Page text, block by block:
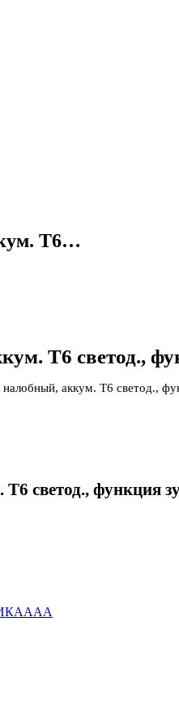
Т6…
Т6 светод.,
аккум. Т6 светод.,
светод., функция